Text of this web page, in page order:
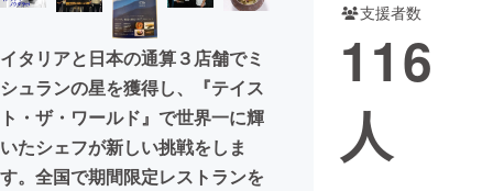
イタリアと日本の通算３店舗でミ
シュランの星を獲得し、『テイス
ト・ザ・ワールド』で世界一に輝
いたシェフが新しい挑戦をしま
す。全国で期間限定レストランを
支援者数
116
人